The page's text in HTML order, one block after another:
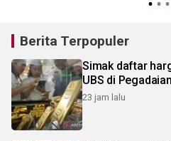
Berita Terpopuler
Simak daftar
UBS di
23 jam lalu